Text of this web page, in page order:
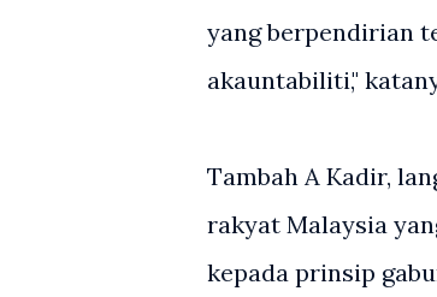
yang berpendirian
akauntabiliti,"
Tambah A Kadir,
rakyat Malaysia
kepada prinsip